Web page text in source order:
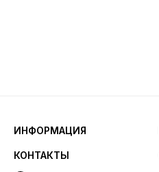
ИНФОРМАЦИЯ
КОНТАКТЫ